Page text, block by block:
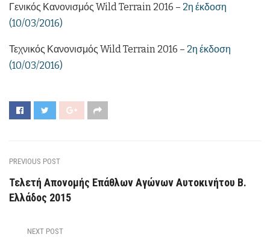
Γενικός Κανονισμός Wild Terrain 2016 – 2η έκδοση
(10/03/2016)
Τεχνικός Κανονισμός Wild Terrain 2016 – 2η έκδοση
(10/03/2016)
PREVIOUS POST
Τελετή Απονομής Επάθλων Αγώνων Αυτοκινήτου Β.
Ελλάδος 2015
NEXT POST